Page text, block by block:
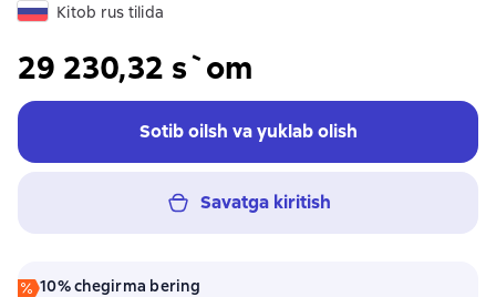
Kitob rus tilida
29 230,32 s`om
Sotib oilsh va yuklab olish
Savatga kiritish
10% chegirma bering